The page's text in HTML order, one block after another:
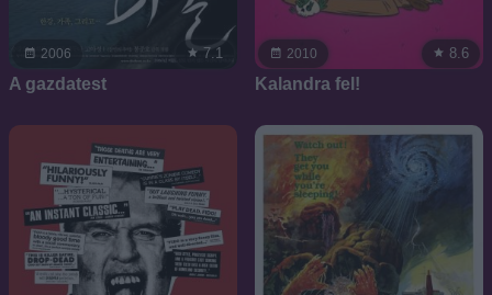
2006 7.1
A gazdatest
2010 8.6
Kalandra fel!